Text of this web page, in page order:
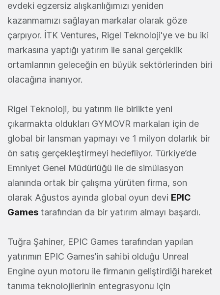
evdeki egzersiz alışkanlığımızı yeniden
kazanmamızı sağlayan markalar olarak göze
çarpıyor. İTK Ventures, Rigel Teknoloji'ye ve bu iki
markasına yaptığı yatırım ile sanal gerçeklik
ortamlarının geleceğin en büyük sektörlerinden biri
olacağına inanıyor.
Rigel Teknoloji, bu yatırım ile birlikte yeni
çıkarmakta oldukları GYMOVR markaları için de
global bir lansman yapmayı ve 1 milyon dolarlık bir
ön satış gerçekleştirmeyi hedefliyor. Türkiye’de
Emniyet Genel Müdürlüğü ile de simülasyon
alanında ortak bir çalışma yürüten firma, son
olarak Ağustos ayında global oyun devi EPIC
Games tarafından da bir yatırım almayı başardı.
Tuğra Şahiner, EPIC Games tarafından yapılan
yatırımın EPIC Games’in sahibi olduğu Unreal
Engine oyun motoru ile firmanın geliştirdiği hareket
tanıma teknolojilerinin entegrasyonu için